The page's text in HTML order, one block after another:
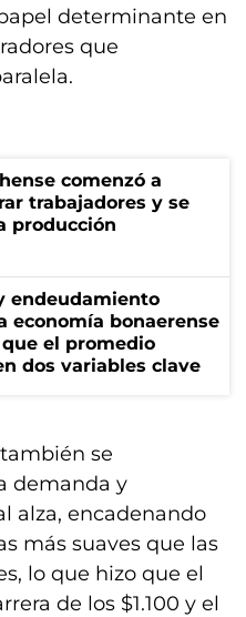
determinante en
que
comenzó a
trabajadores y se
producción
endeudamiento
economía bonaerense
el promedio
dos variables clave
se
demanda y
alza, encadenando
más suaves que las
lo que hizo que el
de los $1.100 y el